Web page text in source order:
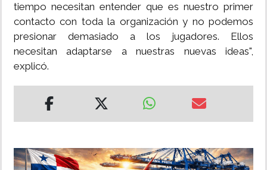
tiempo necesitan entender que es nuestro primer
contacto con toda la organización y no podemos
presionar demasiado a los jugadores. Ellos
necesitan adaptarse a nuestras nuevas ideas",
explicó.